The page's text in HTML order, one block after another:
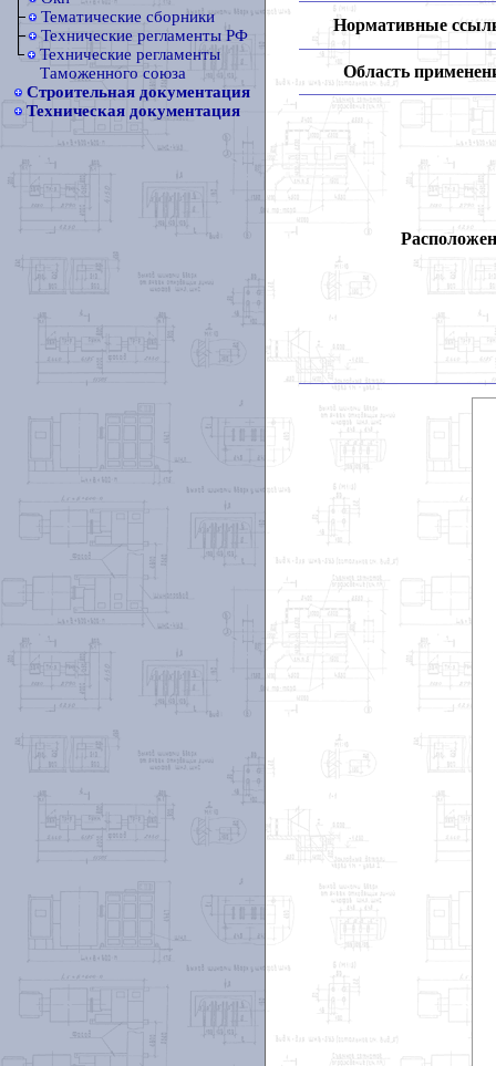
Тематические сборники
Технические регламенты РФ
Технические регламенты
Таможенного союза
Строительная документация
Техническая документация
Нормативные
Область